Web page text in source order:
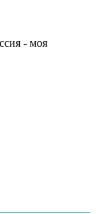
- моя